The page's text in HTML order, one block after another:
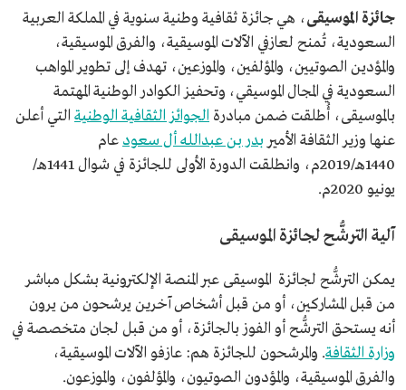
جائزة الموسيقى، هي جائزة ثقافية وطنية سنوية في المملكة العربية
السعودية، تُمنح لعازفي الآلات الموسيقية، والفرق الموسيقية،
والمؤدين الصوتيين، والمؤلفين، والموزعين، تهدف إلى تطوير المواهب
السعودية في المجال الموسيقي، وتحفيز الكوادر الوطنية المهتمة
بالموسيقى، أُطلقت ضمن مبادرة الجوائز الثقافية الوطنية التي أعلن
عنها وزير الثقافة الأمير بدر بن عبدالله أل سعود عام
1440هـ/2019م، وانطلقت الدورة الأولى للجائزة في شوال 1441هـ/
يونيو 2020م.
آلية الترشُّح لجائزة الموسيقى
يمكن الترشُّح لجائزة الموسيقى عبر المنصة الإلكترونية بشكل مباشر
من قبل المشاركين، أو من قبل أشخاص آخرين يرشحون من يرون
أنه يستحق الترشُّح أو الفوز بالجائزة، أو من قبل لجان متخصصة في
وزارة الثقافة. والمرشحون للجائزة هم: عازفو الآلات الموسيقية،
والفرق الموسيقية، والمؤدون الصوتيون، والمؤلفون، والموزعون.